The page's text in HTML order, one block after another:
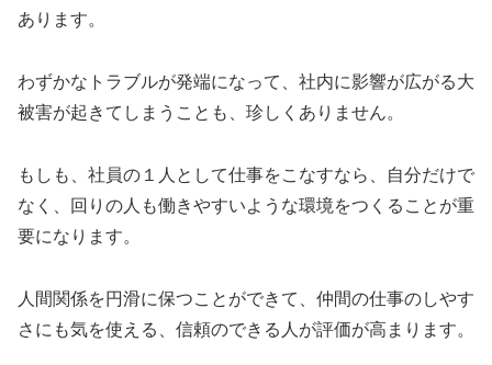
あります。
わずかなトラブルが発端になって、社内に影響が広がる大
被害が起きてしまうことも、珍しくありません。
もしも、社員の１人として仕事をこなすなら、自分だけで
なく、回りの人も働きやすいような環境をつくることが重
要になります。
人間関係を円滑に保つことができて、仲間の仕事のしやす
さにも気を使える、信頼のできる人が評価が高まります。